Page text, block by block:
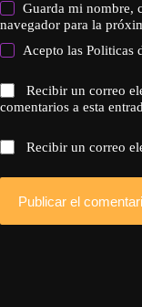
Guarda mi nombre,
navegador para la
Acepto lasPoliticas
Recibir un correo
comentarios a esta
Recibir un correo
Publicar el